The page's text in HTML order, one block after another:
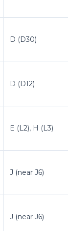
D (D30)
D (D12)
E (L2), H (L3)
J (near J6)
J (near J6)